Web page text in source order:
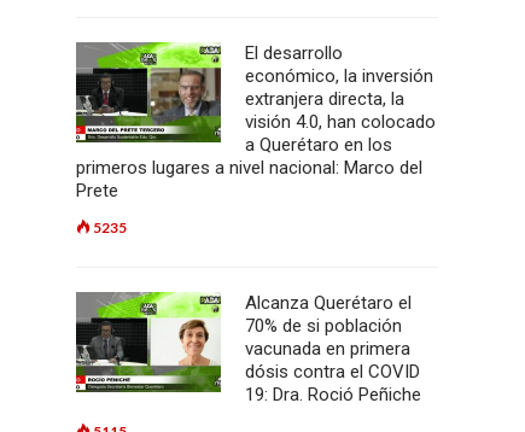
El desarrollo
económico, la inversión
extranjera directa, la
visión 4.0, han colocado
a Querétaro en los
primeros lugares a nivel nacional: Marco del
Prete
5235
Alcanza Querétaro el
70% de si población
vacunada en primera
dósis contra el COVID
19: Dra. Roció Peñiche